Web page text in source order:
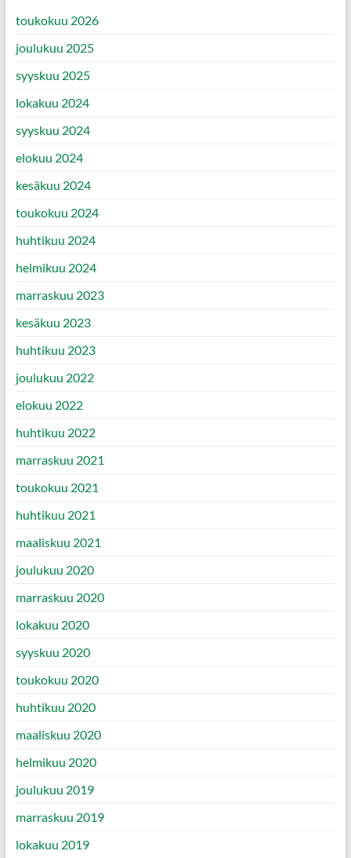
toukokuu 2026
joulukuu 2025
syyskuu 2025
lokakuu 2024
syyskuu 2024
elokuu 2024
kesäkuu 2024
toukokuu 2024
huhtikuu 2024
helmikuu 2024
marraskuu 2023
kesäkuu 2023
huhtikuu 2023
joulukuu 2022
elokuu 2022
huhtikuu 2022
marraskuu 2021
toukokuu 2021
huhtikuu 2021
maaliskuu 2021
joulukuu 2020
marraskuu 2020
lokakuu 2020
syyskuu 2020
toukokuu 2020
huhtikuu 2020
maaliskuu 2020
helmikuu 2020
joulukuu 2019
marraskuu 2019
lokakuu 2019